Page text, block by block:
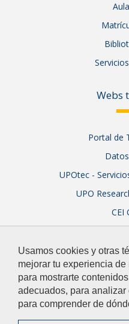
Usamos cookies y otras
mejorar tu experiencia
para mostrarte
adecuados, para
para comprender de
Webs
Portal de
UPOtec -
UPO
CEI